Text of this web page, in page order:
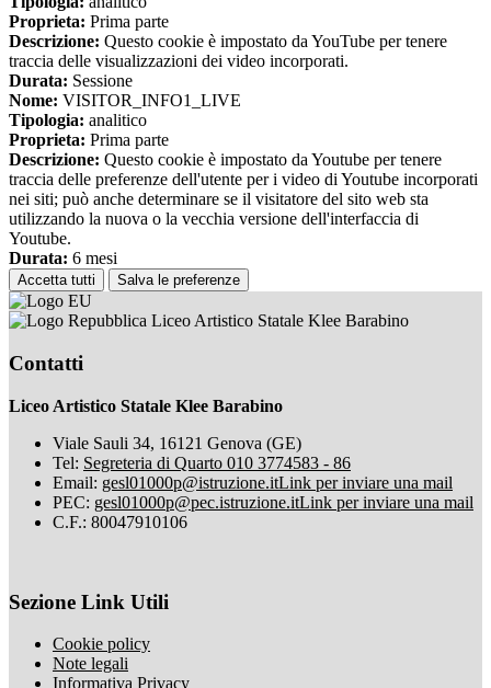
Proprieta: Prima parte
Descrizione: Questo cookie è impostato da YouTube per tenere
traccia delle visualizzazioni dei video incorporati.
Durata: Sessione
Nome: VISITOR_INFO1_LIVE
Tipologia: analitico
Proprieta: Prima parte
Descrizione: Questo cookie è impostato da Youtube per tenere
traccia delle preferenze dell'utente per i video di Youtube incorporati
nei siti; può anche determinare se il visitatore del sito web sta
utilizzando la nuova o la vecchia versione dell'interfaccia di
Youtube.
Durata: 6 mesi
Accetta tutti Salva le preferenze
Liceo Artistico Statale Klee Barabino
Contatti
Liceo Artistico Statale Klee Barabino
Viale Sauli 34, 16121 Genova (GE)
Tel: Segreteria di Quarto 010 3774583 - 86
Email: gesl01000p@istruzione.itLink per inviare una mail
PEC: gesl01000p@pec.istruzione.itLink per inviare una mail
C.F.: 80047910106
Sezione Link Utili
Cookie policy
Note legali
Informativa Privacy